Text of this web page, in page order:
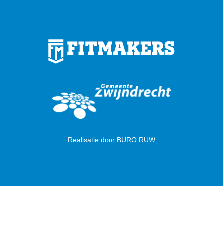
Realisatie door BURO RUW